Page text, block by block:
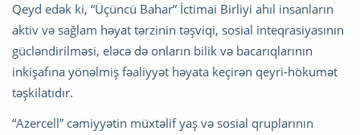
Qeyd edək ki, “Üçüncü Bahar” İctimai Birliyi ahıl insanların
aktiv və sağlam həyat tərzinin təşviqi, sosial inteqrasiyasının
gücləndirilməsi, eləcə də onların bilik və bacarıqlarının
inkişafına yönəlmiş fəaliyyət həyata keçirən qeyri-hökumət
təşkilatıdır.
“Azercell” cəmiyyətin müxtəlif yaş və sosial qruplarının